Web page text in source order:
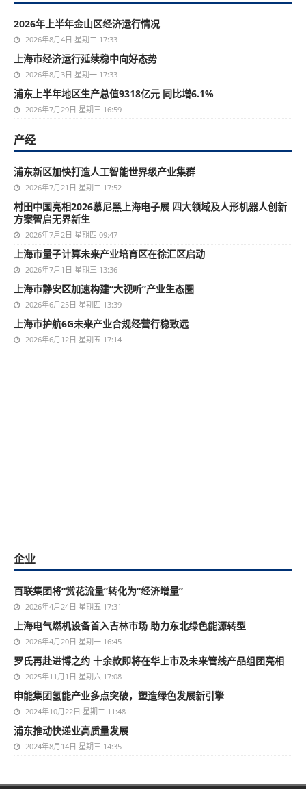
2026年上半年金山区经济运行情况
2026年8月4日 星期二 17:33
上海市经济运行延续稳中向好态势
2026年8月3日 星期一 17:33
浦东上半年地区生产总值9318亿元 同比增6.1%
2026年7月29日 星期三 16:59
产经
浦东新区加快打造人工智能世界级产业集群
2026年7月21日 星期二 17:52
村田中国亮相2026慕尼黑上海电子展 四大领域及人形机器人创新
方案智启无界新生
2026年7月2日 星期四 09:47
上海市量子计算未来产业培育区在徐汇区启动
2026年7月1日 星期三 13:36
上海市静安区加速构建“大视听”产业生态圈
2026年6月25日 星期四 13:39
上海市护航6G未来产业合规经营行稳致远
2026年6月12日 星期五 17:14
企业
百联集团将“赏花流量”转化为“经济增量”
2026年4月24日 星期五 17:31
上海电气燃机设备首入吉林市场 助力东北绿色能源转型
2026年4月20日 星期一 16:45
罗氏再赴进博之约 十余款即将在华上市及未来管线产品组团亮相
2025年11月1日 星期六 17:08
申能集团氢能产业多点突破，塑造绿色发展新引擎
2024年10月22日 星期二 11:48
浦东推动快递业高质量发展
2024年8月14日 星期三 14:35